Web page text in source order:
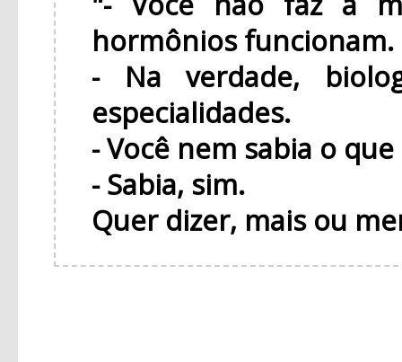
hormônios funcionam.
- Na verdade,
especialidades.
- Você nem sabia o
- Sabia, sim.
Quer dizer, mais ou